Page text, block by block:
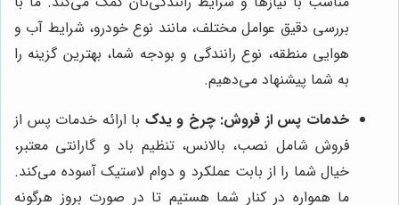
بررسی دقیق عوامل مختلف، مانند نوع خودرو، شرایط آب و
هوایی منطقه، نوع رانندگی و بودجه شما، بهترین گزینه را
به شما پیشنهاد می‌دهیم.
خدمات پس از فروش: چرخ و یدک با ارائه خدمات پس از
فروش شامل نصب، بالانس، تنظیم باد و گارانتی معتبر،
خیال شما را از بابت عملکرد و دوام لاستیک آسوده می‌کند.
ما همواره در کنار شما هستیم تا در صورت بروز هرگونه